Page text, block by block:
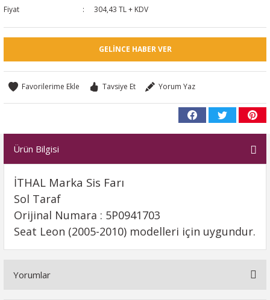
Fiyat
304,43 TL + KDV
GELINCE HABER VER
Tavsiye Et Yorum Yaz
Ürün Bilgisi
İTHAL Marka Sis Farı
Sol Taraf
Orijinal Numara : 5P0941703
Seat Leon (2005-2010) modelleri için uygundur.
Yorumlar